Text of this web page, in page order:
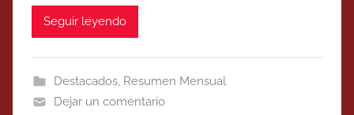
Seguir leyendo
Destacados, Resumen Mensual
Dejar un comentario